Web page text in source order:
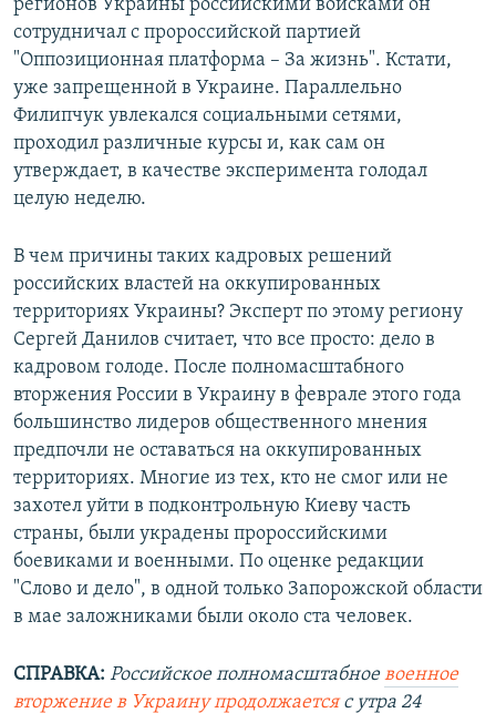
у
щ
и
й
с
л
а
д
щ
и
й
с
л
а
й
регионов Украины российскими войсками он
сотрудничал с пророссийской партией
"Оппозиционная платформа – За жизнь". Кстати,
уже запрещенной в Украине. Параллельно
Филипчук увлекался социальными сетями,
проходил различные курсы и, как сам он
утверждает, в качестве эксперимента голодал
целую неделю.
В чем причины таких кадровых решений
российских властей на оккупированных
территориях Украины? Эксперт по этому региону
Сергей Данилов считает, что все просто: дело в
кадровом голоде. После полномасштабного
вторжения России в Украину в феврале этого года
большинство лидеров общественного мнения
предпочли не оставаться на оккупированных
территориях. Многие из тех, кто не смог или не
захотел уйти в подконтрольную Киеву часть
страны, были украдены пророссийскими
боевиками и военными. По оценке редакции
"Слово и дело", в одной только Запорожской области
в мае заложниками были около ста человек.
СПРАВКА: Российское полномасштабноевоенное
вторжение в Украину продолжаетсяс утра 24